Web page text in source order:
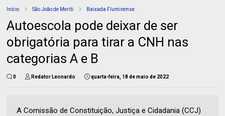
Início São João de Meriti Baixada Fluminense
Autoescola pode deixar de ser
obrigatória para tirar a CNH nas
categorias A e B
0 Redator Leonardo quarta-feira, 18 de maio de 2022
A Comissão de Constituição, Justiça e Cidadania (CCJ)